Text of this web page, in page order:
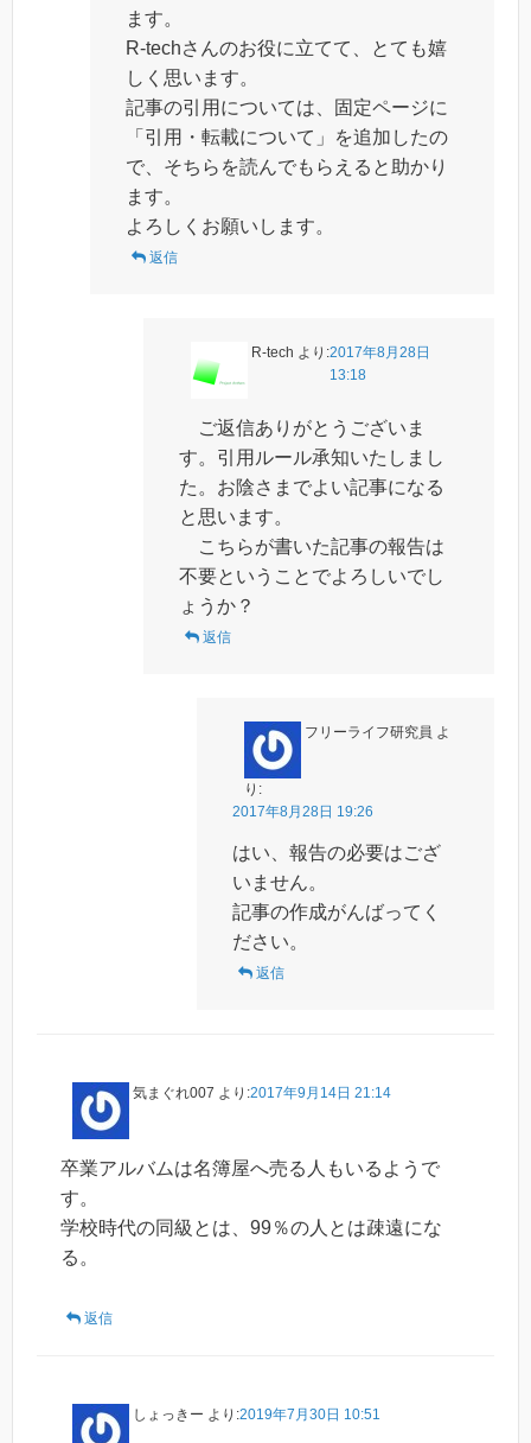
ます。
R-techさんのお役に立てて、とても嬉
しく思います。
記事の引用については、固定ページに
「引用・転載について」を追加したの
で、そちらを読んでもらえると助かり
ます。
よろしくお願いします。
返信
R-tech より:2017年8月28日
13:18
ご返信ありがとうございま
す。引用ルール承知いたしまし
た。お陰さまでよい記事になる
と思います。
こちらが書いた記事の報告は
不要ということでよろしいでし
ょうか？
返信
フリーライフ研究員 よ
り:
2017年8月28日 19:26
はい、報告の必要はござ
いません。
記事の作成がんばってく
ださい。
返信
気まぐれ007 より:2017年9月14日 21:14
卒業アルバムは名簿屋へ売る人もいるようで
す。
学校時代の同級とは、99％の人とは疎遠にな
る。
返信
しょっきー より:2019年7月30日 10:51